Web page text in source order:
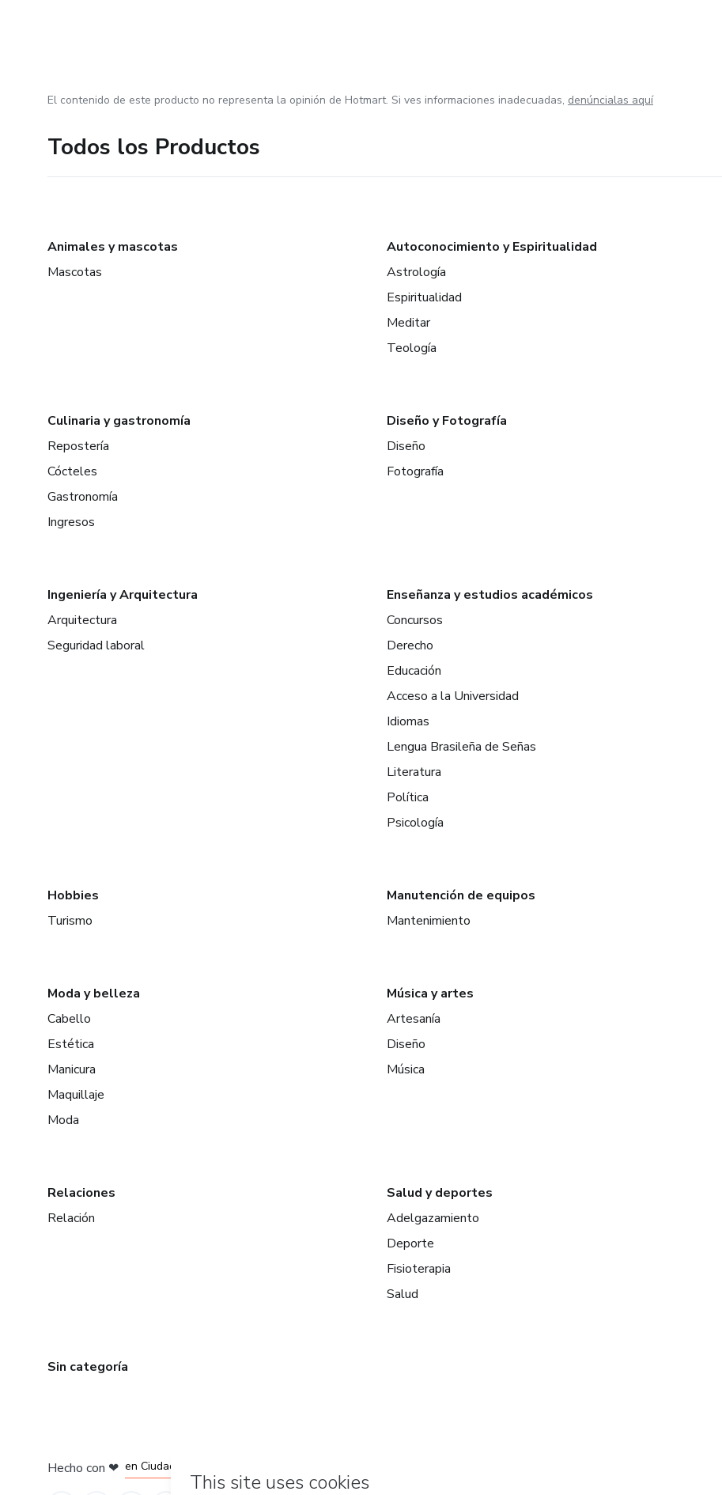
El contenido de este producto no representa la opinión de Hotmart. Si ves informaciones inadecuadas, denúncialas aquí
Todos los Productos
Animales y mascotas
Mascotas
Autoconocimiento y Espiritualidad
Astrología
Espiritualidad
Meditar
Teología
Culinaria y gastronomía
Repostería
Cócteles
Gastronomía
Ingresos
Diseño y Fotografía
Diseño
Fotografía
Ingeniería y Arquitectura
Arquitectura
Seguridad laboral
Enseñanza y estudios académicos
Concursos
Derecho
Educación
Acceso a la Universidad
Idiomas
Lengua Brasileña de Señas
Literatura
Política
Psicología
Hobbies
Turismo
Manutención de equipos
Mantenimiento
Moda y belleza
Cabello
Estética
Manicura
Maquillaje
Moda
Música y artes
Artesanía
Diseño
Música
Relaciones
Relación
Salud y deportes
Adelgazamiento
Deporte
Fisioterapia
Salud
Sin categoría
Hecho con ❤
en Belo Horizonte
en Ciudad de México